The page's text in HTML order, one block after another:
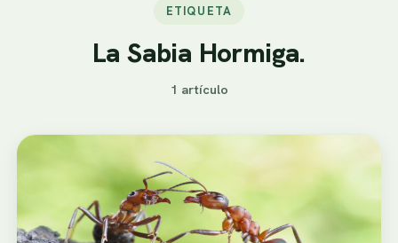
ETIQUETA
La Sabia Hormiga.
1 artículo